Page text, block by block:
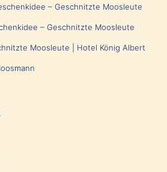
– Geschnitzte Moosleute
– Geschnitzte Moosleute
Moosleute | Hotel König Albert